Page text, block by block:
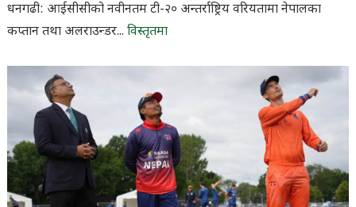
धनगढी: आईसीसीको नवीनतम टी-२० अन्तर्राष्ट्रिय वरियतामा नेपालका
कप्तान तथा अलराउन्डर... विस्तृतमा